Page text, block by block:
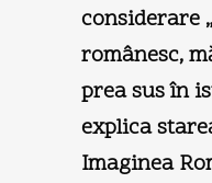
considerare
românesc,
prea sus în
explica
Imaginea